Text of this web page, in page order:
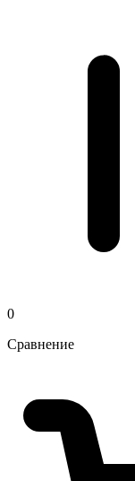
0
Сравнение